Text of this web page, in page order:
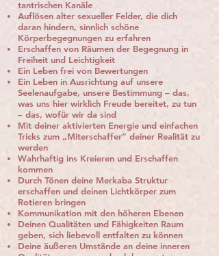
tantrischen Kanäle
Auflösen alter sexueller Felder, die dich
daran hindern, sinnlich schöne
Körperbegegnungen zu erfahren
Erschaffen von Räumen der Begegnung in
Freiheit und Leichtigkeit
Ein Leben frei von Bewertungen
Ein Leben in Ausrichtung auf unsere
Seelenaufgabe, unsere Bestimmung – das,
was uns hier wirklich Freude bereitet, zu tun
– das, wofür wir da sind
Mit deiner aktivierten Energie und einfachen
Tricks zum „Miterschaffer“ deiner Realität zu
werden
Wahrhaftig ins Kreieren und Erschaffen
kommen
Durch Tönen deine Merkaba Struktur
erschaffen und deinen Lichtkörper zum
Rotieren bringen
Kommunikation mit den höheren Ebenen
Deinen Qualitäten und Fähigkeiten Raum
geben, sich liebevoll entfalten zu können
Deine äußeren Umstände an deine inneren